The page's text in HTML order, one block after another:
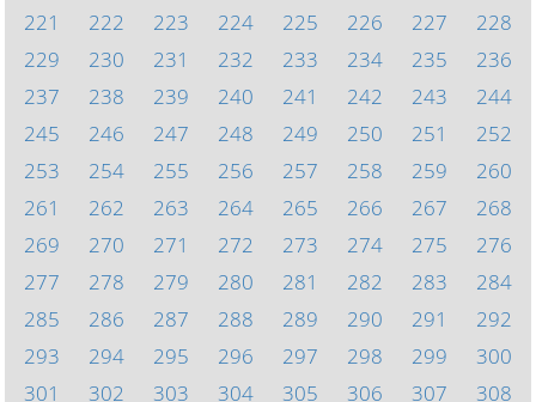
221
222 223 224 225 226 227
228
229
230 231 232 233 234 235
236
237
238 239 240 241 242 243
244
245
246 247 248 249 250 251
252
253
254 255 256 257 258 259
260
261
262 263 264 265 266 267
268
269
270 271 272 273 274 275
276
277
278 279 280 281 282 283
284
285
286 287 288 289 290 291
292
293
294 295 296 297 298 299
300
301
302 303 304 305 306 307
308